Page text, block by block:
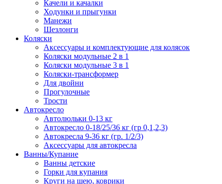
Качели и качалки
Ходунки и прыгунки
Манежи
Шезлонги
Коляски
Аксессуары и комплектующие для колясок
Коляски модульные 2 в 1
Коляски модульные 3 в 1
Коляски-трансформер
Для двойни
Прогулочные
Трости
Автокресло
Автолюльки 0-13 кг
Автокресло 0-18/25/36 кг (гр 0,1,2,3)
Автокресла 9-36 кг (гр. 1/2/3)
Аксессуары для автокресла
Ванны/Купание
Ванны детские
Горки для купания
Круги на шею, коврики